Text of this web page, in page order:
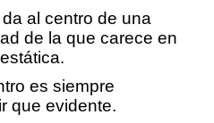
al centro de una
de la que carece en
es siempre
que evidente.